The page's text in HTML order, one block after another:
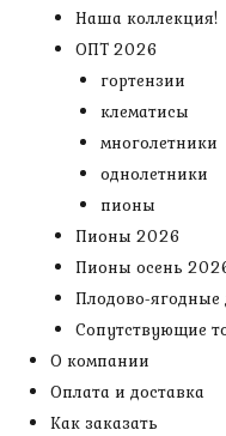
Наша коллекция!
ОПТ 2026
гортензии
клематисы
многолетники
однолетники
пионы
Пионы 2026
Пионы осень
Плодово-
Сопутствующие
О компании
Оплата и доставка
Как заказать